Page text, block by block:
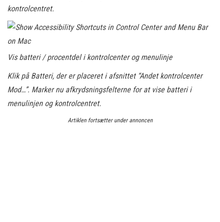
kontrolcentret.
Vis batteri / procentdel i kontrolcenter og menulinje
Klik på Batteri, der er placeret i afsnittet “Andet kontrolcenter
Mod…”. Marker nu afkrydsningsfelterne for at vise batteri i
menulinjen og kontrolcentret.
Artiklen fortsætter under annoncen